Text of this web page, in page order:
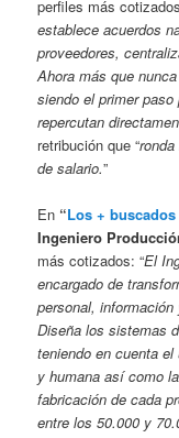
perfiles más
establece acuerdos
proveedores,
Ahora más que
siendo el primer
repercutan
retribución que “
de salario.”
En “Los + buscados
Ingeniero
más cotizados: “El
encargado de
personal,
Diseña los sistemas
teniendo en cuenta
y humana así como
fabricación de cada
entre los 50.000 y